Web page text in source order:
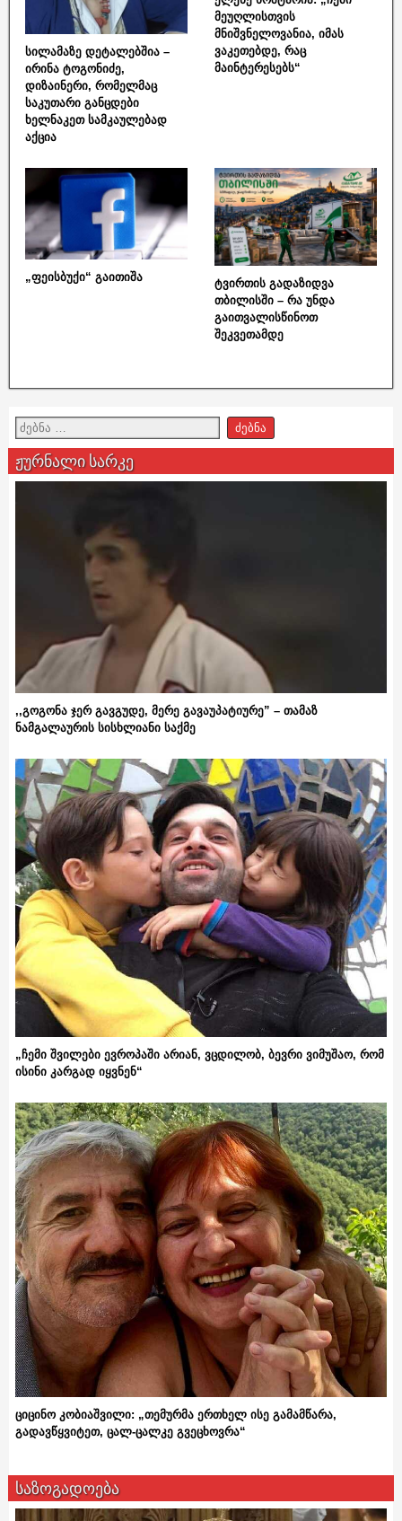
სილამაზე დეტალებშია –
ირინა ტოგონიძე,
დიზაინერი, რომელმაც
საკუთარი განცდები
ხელნაკეთ სამკაულებად
აქცია
მეუღლისთვის
მნიშვნელოვანია, იმას
ვაკეთებდე, რაც
მაინტერესებს“
„ფეისბუქი“ გაითიშა
ტვირთის გადაზიდვა
თბილისში – რა უნდა
გაითვალისწინოთ
შეკვეთამდე
ჟურნალი სარკე
,,გოგონა ჯერ გავგუდე, მერე გავაუპატიურე” – თამაზ
ნამგალაურის სისხლიანი საქმე
„ჩემი შვილები ევროპაში არიან, ვცდილობ, ბევრი ვიმუშაო, რომ
ისინი კარგად იყვნენ“
ციცინო კობიაშვილი: „თემურმა ერთხელ ისე გამამწარა,
გადავწყვიტეთ, ცალ-ცალკე გვეცხოვრა“
საზოგადოება